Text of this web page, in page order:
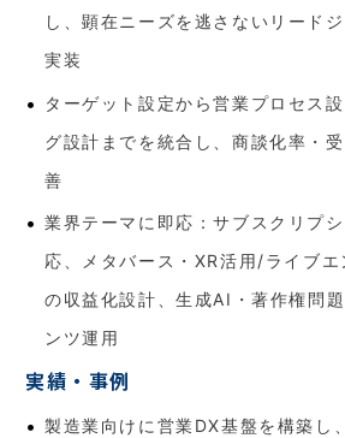
し、顕在ニーズを逃さないリード
実装
ターゲット設定から営業プロセス
グ設計までを統合し、商談化率・
善
業界テーマに即応：サブスクリプ
応、メタバース・XR活用/ライブ
の収益化設計、生成AI・著作権問
ンツ運用
実績・事例
製造業向けに営業DX基盤を構築し